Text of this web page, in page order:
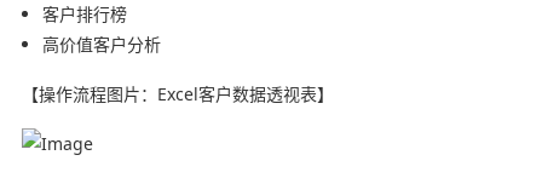
客户排行榜
高价值客户分析
【操作流程图片：Excel客户数据透视表】